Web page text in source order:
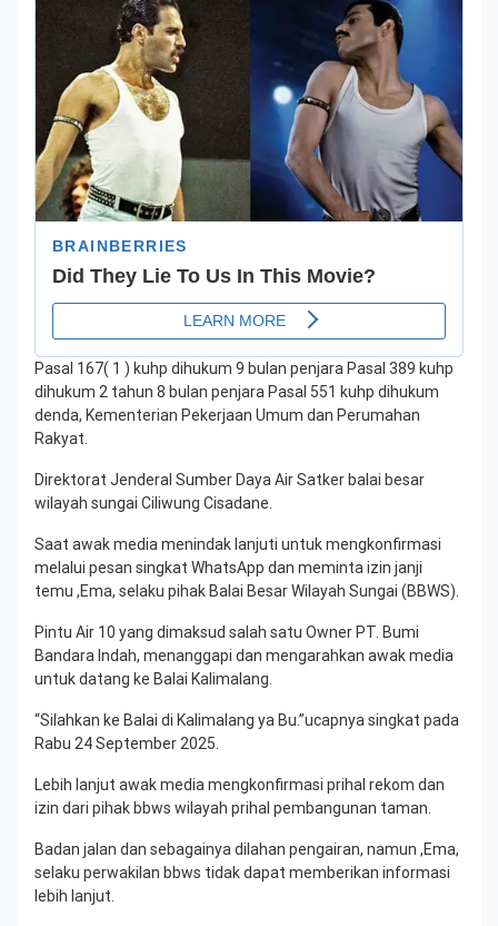
Pasal 167( 1 ) kuhp dihukum 9 bulan penjara Pasal 389 kuhp
dihukum 2 tahun 8 bulan penjara Pasal 551 kuhp dihukum
denda, Kementerian Pekerjaan Umum dan Perumahan
Rakyat.
Direktorat Jenderal Sumber Daya Air Satker balai besar
wilayah sungai Ciliwung Cisadane.
Saat awak media menindak lanjuti untuk mengkonfirmasi
melalui pesan singkat WhatsApp dan meminta izin janji
temu ,Ema, selaku pihak Balai Besar Wilayah Sungai (BBWS).
Pintu Air 10 yang dimaksud salah satu Owner PT. Bumi
Bandara Indah, menanggapi dan mengarahkan awak media
untuk datang ke Balai Kalimalang.
“Silahkan ke Balai di Kalimalang ya Bu.”ucapnya singkat pada
Rabu 24 September 2025.
Lebih lanjut awak media mengkonfirmasi prihal rekom dan
izin dari pihak bbws wilayah prihal pembangunan taman.
Badan jalan dan sebagainya dilahan pengairan, namun ,Ema,
selaku perwakilan bbws tidak dapat memberikan informasi
lebih lanjut.